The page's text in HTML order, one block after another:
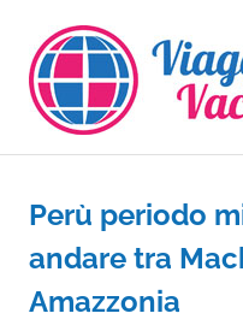
contenuto
Perù periodo
andare tra
Amazzonia